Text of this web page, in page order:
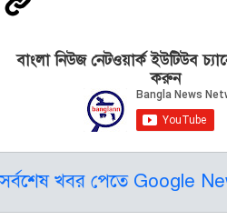
বাংলা নিউজ নেটওয়ার্ক ইউটিউব
করুন
খবর পেতে Google